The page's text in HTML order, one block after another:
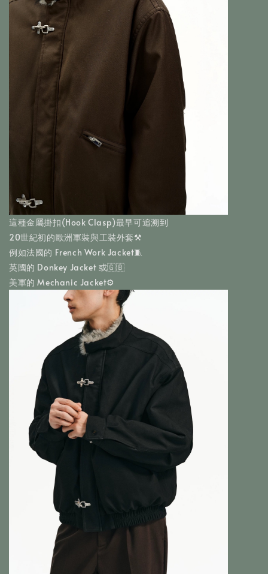
這種金屬掛扣(Hook Clasp)最早可追溯到
20世紀初的歐洲軍裝與工裝外套⚒️
例如法國的 French Work Jacket🧵
英國的 Donkey Jacket 或🇬🇧
美軍的 Mechanic Jacket⚙️